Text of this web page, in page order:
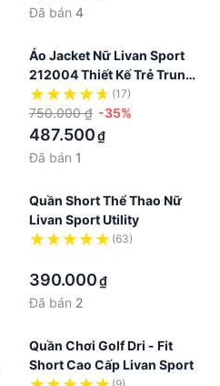
Đã bán 4
Áo Jacket Nữ Livan Sport
212004 Thiết Kế Trẻ Trung
Năng Động
(17)
750.000 ₫ -35%
487.500₫
Đã bán 1
Quần Short Thể Thao Nữ
Livan Sport Utility
(63)
390.000₫
Đã bán 2
Quần Chơi Golf Dri - Fit
Short Cao Cấp Livan Sport